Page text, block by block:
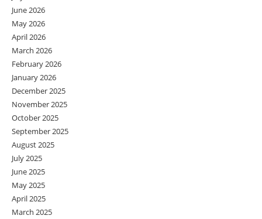
June 2026
May 2026
April 2026
March 2026
February 2026
January 2026
December 2025
November 2025
October 2025
September 2025
August 2025
July 2025
June 2025
May 2025
April 2025
March 2025